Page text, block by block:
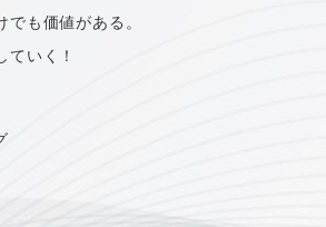
も価値がある。
ていく！